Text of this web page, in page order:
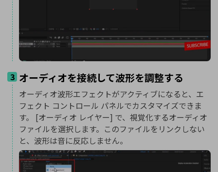
3 オーディオを接続して波形を調整する
オーディオ波形エフェクトがアクティブになると、エ
フェクト コントロール パネルでカスタマイズできま
す。 [オーディオ レイヤー] で、視覚化するオーディオ
ファイルを選択します。このファイルをリンクしない
と、波形は音に反応しません。